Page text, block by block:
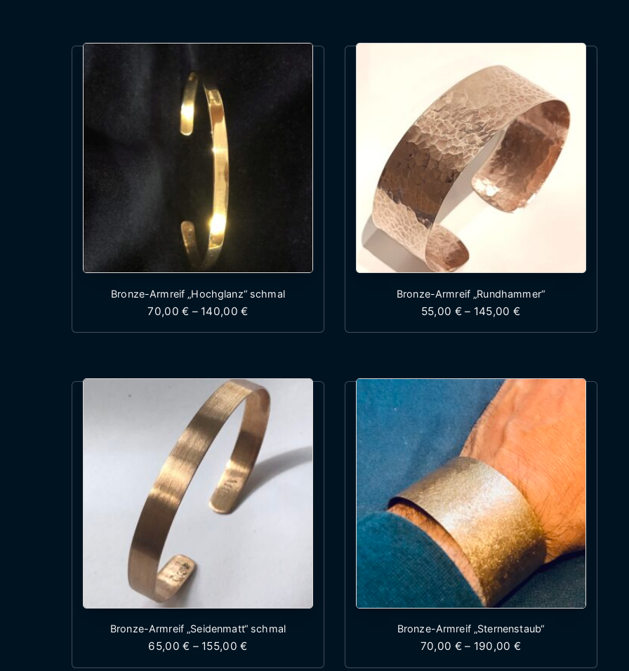
Bronze-Armreif „Hochglanz“ schmal
70,00€ – 140,00€ Preisspanne: 70,00 € bis 140,00 €
Dieses Produkt weist mehrere Varianten auf. Die Optionen können auf
Bronze-Armreif „Rundhammer“
55,00 € – 145,00 €
Dieses Produkt weist
Bronze-Armreif „Seidenmatt“ schmal
65,00€ – 155,00€ Preisspanne: 65,00 € bis 155,00 €
Dieses Produkt weist mehrere Varianten auf. Die Optionen können auf
Bronze-Armreif „Sternenstaub“
70,00 € – 190,00 €
Dieses Produkt weist